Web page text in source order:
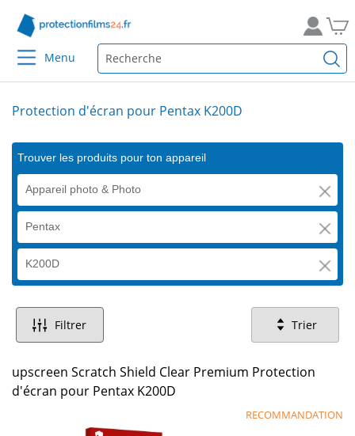
Menu
Protection d'écran pour Pentax K200D
Trouver les produits pour ton appareil
Appareil photo & Photo
Pentax
K200D
Filtrer Trier
upscreen Scratch Shield Clear Premium Protection
d'écran pour Pentax K200D
RECOMMANDATION